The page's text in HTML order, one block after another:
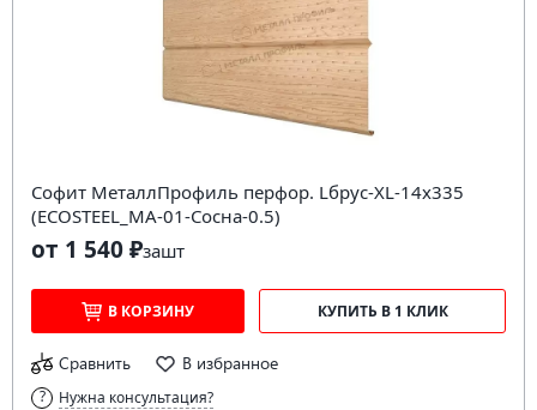
Софит МеталлПрофиль перфор. Lбрус-XL-14х335
(ECOSTEEL_MA-01-Сосна-0.5)
от 1 540 ₽зашт
В КОРЗИНУ КУПИТЬ В 1 КЛИК
Сравнить В избранное
Нужна консультация?